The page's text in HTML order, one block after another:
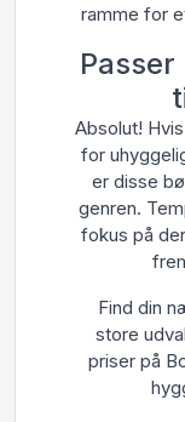
ramme for
Absolut!
for
er disse
genren.
fokus på
Find din
store
priser på